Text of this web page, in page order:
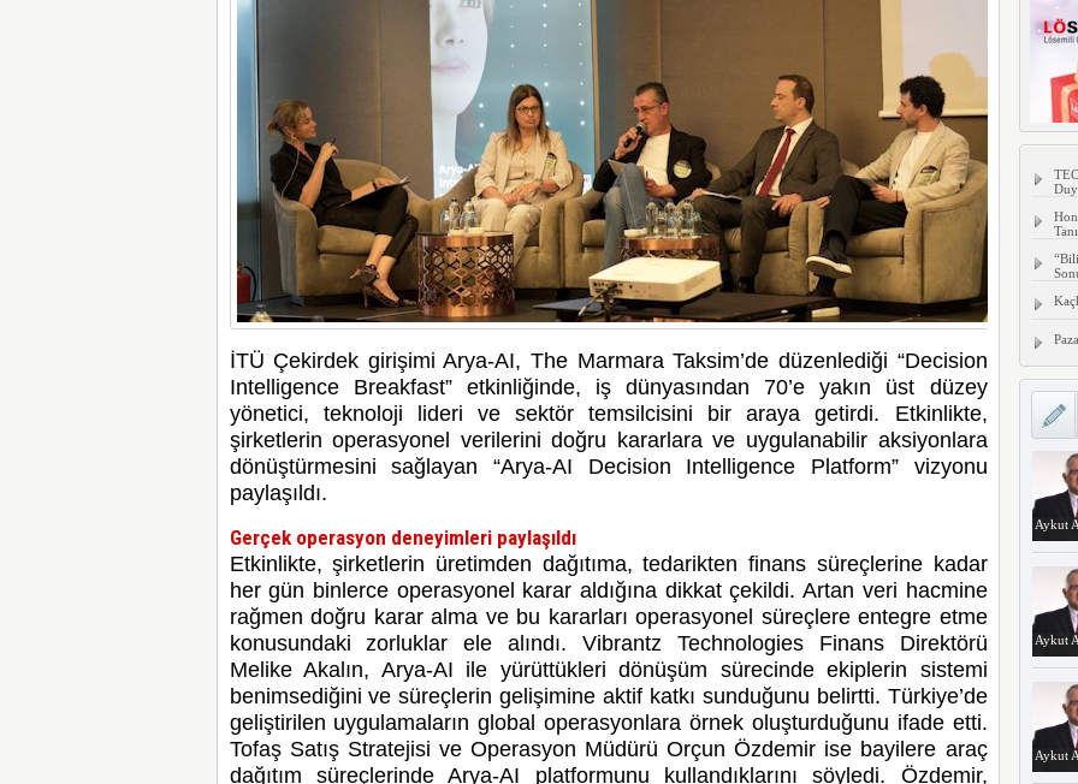
İTÜ Çekirdek girişimi Arya-AI, The Marmara Taksim’de düzenlediği “Decision
Intelligence Breakfast” etkinliğinde, iş dünyasından 70’e yakın üst düzey
yönetici, teknoloji lideri ve sektör temsilcisini bir araya getirdi. Etkinlikte,
şirketlerin operasyonel verilerini doğru kararlara ve uygulanabilir aksiyonlara
dönüştürmesini sağlayan “Arya-AI Decision Intelligence Platform” vizyonu
paylaşıldı.
Gerçek operasyon deneyimleri paylaşıldı
Etkinlikte, şirketlerin üretimden dağıtıma, tedarikten finans süreçlerine kadar
her gün binlerce operasyonel karar aldığına dikkat çekildi. Artan veri hacmine
rağmen doğru karar alma ve bu kararları operasyonel süreçlere entegre etme
konusundaki zorluklar ele alındı. Vibrantz Technologies Finans Direktörü
Melike Akalın, Arya-AI ile yürüttükleri dönüşüm sürecinde ekiplerin sistemi
benimsediğini ve süreçlerin gelişimine aktif katkı sunduğunu belirtti. Türkiye’de
geliştirilen uygulamaların global operasyonlara örnek oluşturduğunu ifade etti.
Tofaş Satış Stratejisi ve Operasyon Müdürü Orçun Özdemir ise bayilere araç
dağıtım süreçlerinde Arya-AI platformunu kullandıklarını söyledi. Özdemir,
Aykut
Aykut
Aykut